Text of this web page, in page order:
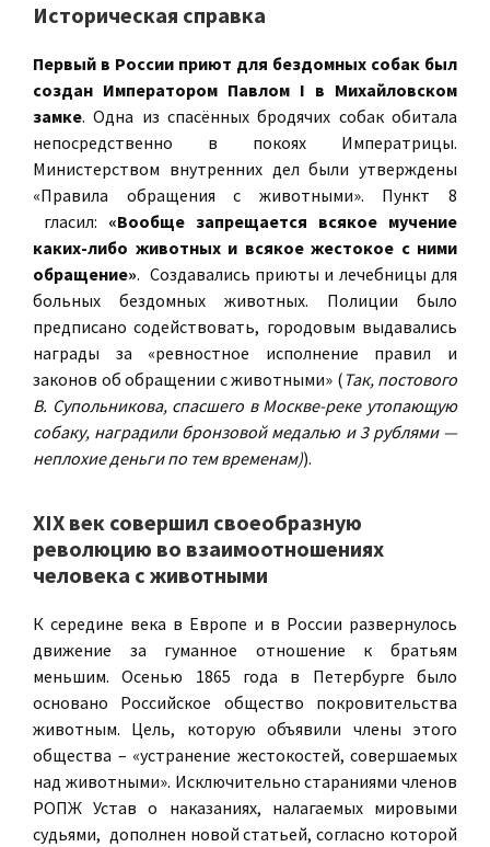
Историческая справка
Первый в России приют для бездомных собак был
создан Императором Павлом I в Михайловском
замке. Одна из спасённых бродячих собак обитала
непосредственно в покоях Императрицы.
Министерством внутренних дел были утверждены
«Правила обращения с животными». Пункт 8
гласил: «Вообще запрещается всякое мучение
каких-либо животных и всякое жестокое с ними
обращение». Создавались приюты и лечебницы для
больных бездомных животных. Полиции было
предписано содействовать, городовым выдавались
награды за «ревностное исполнение правил и
законов об обращении с животными» ( Так, постового
В. Супольникова, спасшего в Москве-реке утопающую
собаку, наградили бронзовой медалью и 3 рублями —
неплохие деньги по тем временам)).
XIX век совершил своеобразную
революцию во взаимоотношениях
человека с животными
К середине века в Европе и в России развернулось
движение за гуманное отношение к братьям
меньшим. Осенью 1865 года в Петербурге было
основано Российское общество покровительства
животным. Цель, которую объявили члены этого
общества – «устранение жестокостей, совершаемых
над животными». Исключительно стараниями членов
РОПЖ Устав о наказаниях, налагаемых мировыми
судьями, дополнен новой статьей, согласно которой